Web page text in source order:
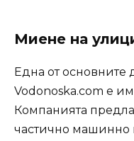
Миене на
Една от основните
Vodonoska.com е
Компанията
частично машинно